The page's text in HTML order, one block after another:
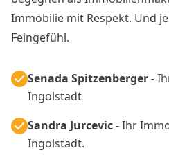
Immobilie mit Respekt. Und
Feingefühl.
Senada Spitzenberger-
Ingolstadt
Sandra Jurcevic- Ihr
Ingolstadt.